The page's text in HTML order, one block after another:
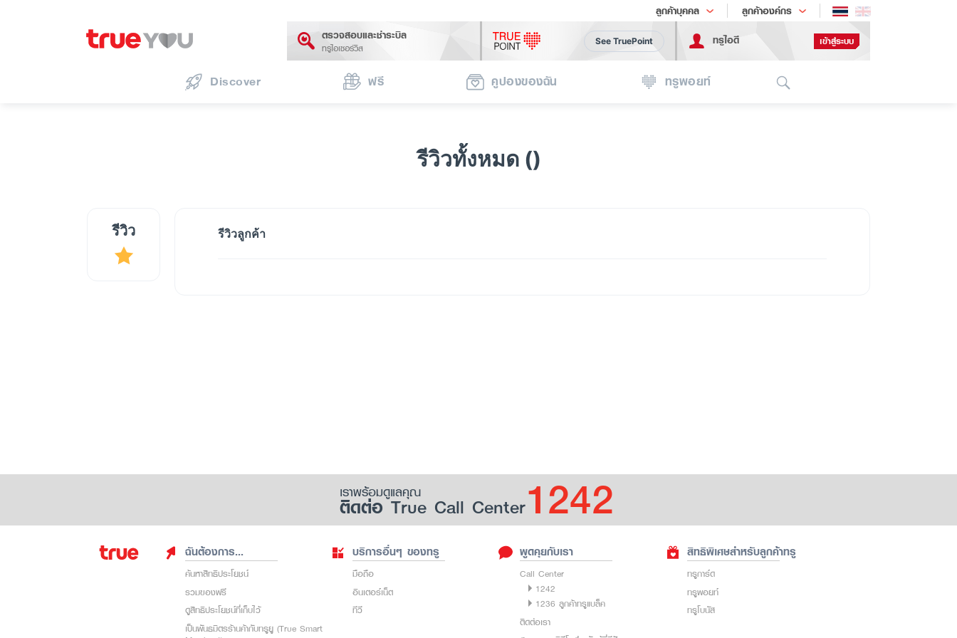
ลูกค้าบุคคล ลูกค้าองค์กร
เทรนด์เทคโนโลยี
ตรวจสอบและชำระบิล
ทรูไอเซอร์วิส
See TruePoint ทรูไอดี เข้าสู่ระบบ
Discover ฟรี คูปองของฉัน ทรูพอยท์
รีวิวทั้งหมด ()
รีวิว รีวิวลูกค้า
เราพร้อมดูแลคุณ
ติดต่อ True Call Center1242
ฉันต้องการ...
ค้นหาสิทธิประโยชน์
รวมของฟรี
ดูสิทธิประโยชน์ที่เก็บไว้
เป็นพันธมิตรร้านค้ากับทรูยู (True Smart
บริการอื่นๆ ของทรู
มือถือ
อินเตอร์เน็ต
ทีวี
พูดคุยกับเรา
Call Center
1242
1236 ลูกค้าทรูแบล็ค
ติดต่อเรา
สิทธิพิเศษสำหรับลูกค้าทรู
ทรูการ์ด
ทรูพอยท์
ทรูโบนัส